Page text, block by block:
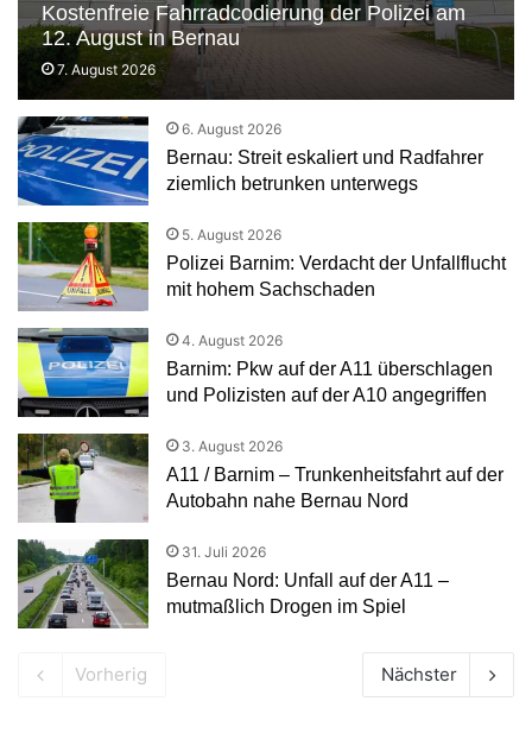
Kostenfreie Fahrradcodierung der Polizei am
12. August in Bernau
7. August 2026
6. August 2026
Bernau: Streit eskaliert und Radfahrer
ziemlich betrunken unterwegs
5. August 2026
Polizei Barnim: Verdacht der Unfallflucht
mit hohem Sachschaden
4. August 2026
Barnim: Pkw auf der A11 überschlagen
und Polizisten auf der A10 angegriffen
3. August 2026
A11 / Barnim – Trunkenheitsfahrt auf der
Autobahn nahe Bernau Nord
31. Juli 2026
Bernau Nord: Unfall auf der A11 –
mutmaßlich Drogen im Spiel
Vorherig Nächster